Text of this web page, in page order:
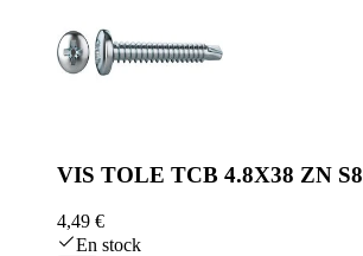
VIS TOLE TCB 4.8X38 ZN S8
4,49 €
En stock